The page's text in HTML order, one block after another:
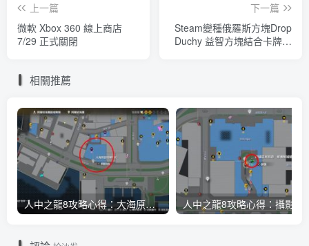
上一篇
微軟 Xbox 360 線上商店
7/29 正式關閉
下一篇
Steam變種俄羅斯方塊Drop
Duchy 益智方塊結合卡牌與
相關推薦
人中之龍8攻略心得：大海原證照學校21張證照必勝法 全考題200題答案整理